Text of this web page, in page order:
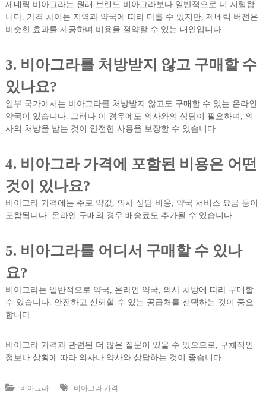
제네릭 비아그라는 원래 브랜드 비아그라보다 일반적으로 더 저렴합
니다. 가격 차이는 지역과 약국에 따라 다를 수 있지만, 제네릭 버전은
비슷한 효과를 제공하며 비용을 절약할 수 있는 대안입니다.
3. 비아그라를 처방받지 않고 구매할 수
있나요?
일부 국가에서는 비아그라를 처방받지 않고도 구매할 수 있는 온라인
약국이 있습니다. 그러나 이 경우에도 의사와의 상담이 필요하며, 의
사의 처방을 받는 것이 안전한 사용을 보장할 수 있습니다.
4. 비아그라 가격에 포함된 비용은 어떤
것이 있나요?
비아그라 가격에는 주로 약값, 의사 상담 비용, 약국 서비스 요금 등이
포함됩니다. 온라인 구매의 경우 배송료도 추가될 수 있습니다.
5. 비아그라를 어디서 구매할 수 있나
요?
비아그라는 일반적으로 약국, 온라인 약국, 의사 처방에 따라 구매할
수 있습니다. 안전하고 신뢰할 수 있는 공급처를 선택하는 것이 중요
합니다.
비아그라 가격과 관련된 더 많은 질문이 있을 수 있으므로, 구체적인
정보나 상황에 따라 의사나 약사와 상담하는 것이 좋습니다.
비아그라 비아그라 가격